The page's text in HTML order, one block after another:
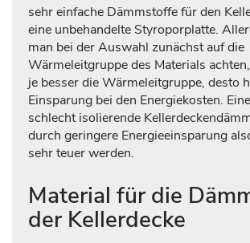
sehr einfache Dämmstoffe für den
eine unbehandelte Styroporplatte.
man bei der Auswahl zunächst auf die
Wärmeleitgruppe des Materials
je besser die Wärmeleitgruppe, desto
Einsparung bei den Energiekosten.
schlecht isolierende
durch geringere Energieeinsparung
sehr teuer werden.
Material für die
der Kellerdecke